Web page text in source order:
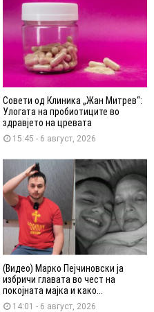
Совети од Клиника „Жан Митрев“:
Улогата на пробиотиците во
здравјето на цревата
15:45 - 6 август, 2026
(Видео) Марко Пејчиновски ја
избричи главата во чест на
покојната мајка и како...
14:01 - 6 август, 2026